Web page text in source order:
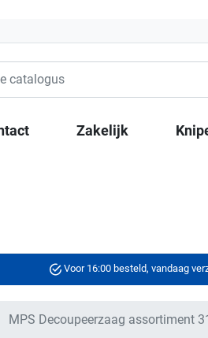
Zakelijk
Voor 16:00 besteld, vandaag
MPS Decoupeerzaag assortiment